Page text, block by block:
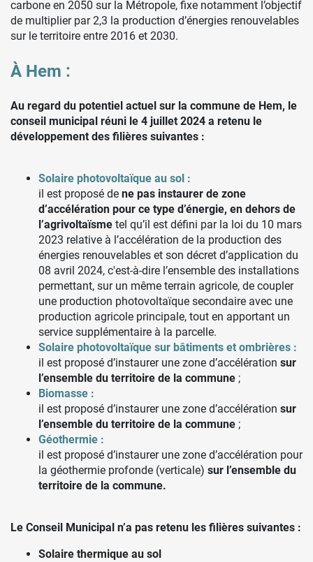
carbone en 2050 sur la Métropole, fixe notamment l’objectif
de multiplier par 2,3 la production d’énergies renouvelables
sur le territoire entre 2016 et 2030.
À Hem :
Au regard du potentiel actuel sur la commune de Hem, le
conseil municipal réuni le 4 juillet 2024 a retenu le
développement des filières suivantes :
Solaire photovoltaïque au sol :
il est proposé de ne pas instaurer de zone
d’accélération pour ce type d’énergie, en dehors de
l’agrivoltaïsme tel qu’il est défini par la loi du 10 mars
2023 relative à l’accélération de la production des
énergies renouvelables et son décret d’application du
08 avril 2024, c'est-à-dire l’ensemble des installations
permettant, sur un même terrain agricole, de coupler
une production photovoltaïque secondaire avec une
production agricole principale, tout en apportant un
service supplémentaire à la parcelle.
Solaire photovoltaïque sur bâtiments et ombrières :
il est proposé d’instaurer une zone d’accélération sur
l’ensemble du territoire de la commune ;
Biomasse :
il est proposé d’instaurer une zone d’accélération sur
l’ensemble du territoire de la commune ;
Géothermie :
il est proposé d’instaurer une zone d’accélération pour
la géothermie profonde (verticale) sur l’ensemble du
territoire de la commune.
Le Conseil Municipal n’a pas retenu les filières suivantes :
Solaire thermique au sol